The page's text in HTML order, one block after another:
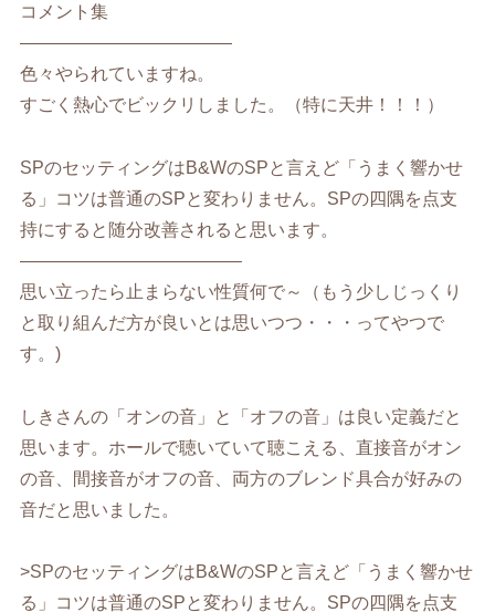
コメント集
————————————
色々やられていますね。
すごく熱心でビックリしました。（特に天井！！！）
SPのセッティングはB&WのSPと言えど「うまく響かせ
る」コツは普通のSPと変わりません。SPの四隅を点支
持にすると随分改善されると思います。
————————————–
思い立ったら止まらない性質何で～（もう少しじっくり
と取り組んだ方が良いとは思いつつ・・・ってやつで
す。)
しきさんの「オンの音」と「オフの音」は良い定義だと
思います。ホールで聴いていて聴こえる、直接音がオン
の音、間接音がオフの音、両方のブレンド具合が好みの
音だと思いました。
>SPのセッティングはB&WのSPと言えど「うまく響かせ
る」コツは普通のSPと変わりません。SPの四隅を点支